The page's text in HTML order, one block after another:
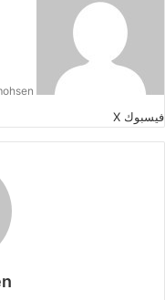
فيسبوك ‫Xلينكدإن
بينتيريست
مشاركة
طباعة